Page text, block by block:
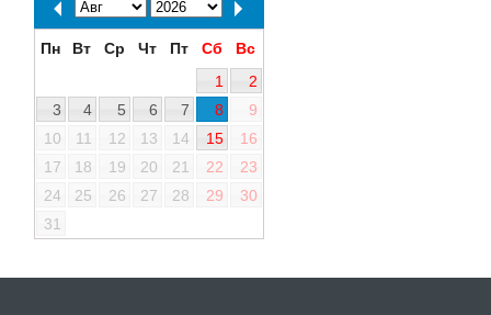
Пн Вт Ср Чт Пт Сб
Вс
1
2
3
4 5 6 7 8
9
10
11 12 13 14 15
16
17
18 19 20 21 22
23
24
25 26 27 28 29
30
31